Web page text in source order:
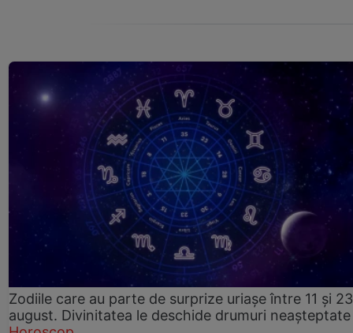
Zodiile care au parte de surprize uriașe între 11 și 23
august. Divinitatea le deschide drumuri neașteptate